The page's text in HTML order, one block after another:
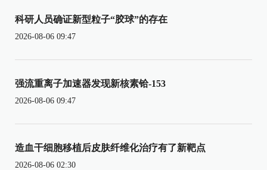
科研人员确证新型粒子“胶球”的存在
2026-08-06 09:47
强流重离子加速器发现新核素铪-153
2026-08-06 09:47
造血干细胞移植后皮肤纤维化治疗有了新靶点
2026-08-06 02:30